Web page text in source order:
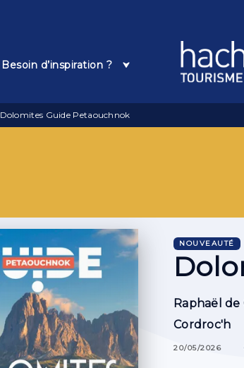
Besoin d’inspiration ?
Dolomites Guide Petaouchnok
NOUVEAUTÉ
Raphaël de
Cordroc'h
20/05/2026